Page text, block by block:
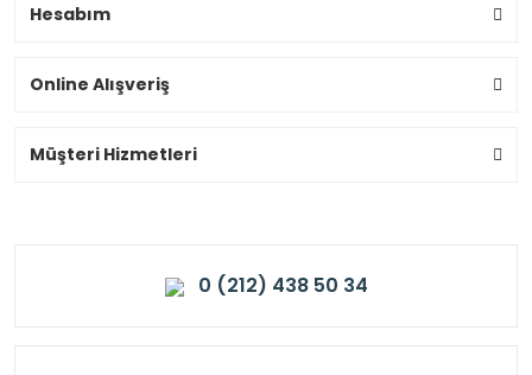
Hesabım
Online Alışveriş
Müşteri Hizmetleri
0 (212) 438 50 34